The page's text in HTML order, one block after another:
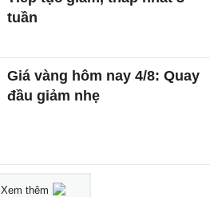
tuần
Giá vàng hôm nay 4/8: Quay
đầu giảm nhẹ
Xem thêm